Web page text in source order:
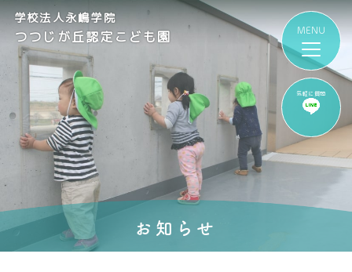
気軽に質問
学校法人永嶋学院
つつじが丘認定こども園
お知らせ